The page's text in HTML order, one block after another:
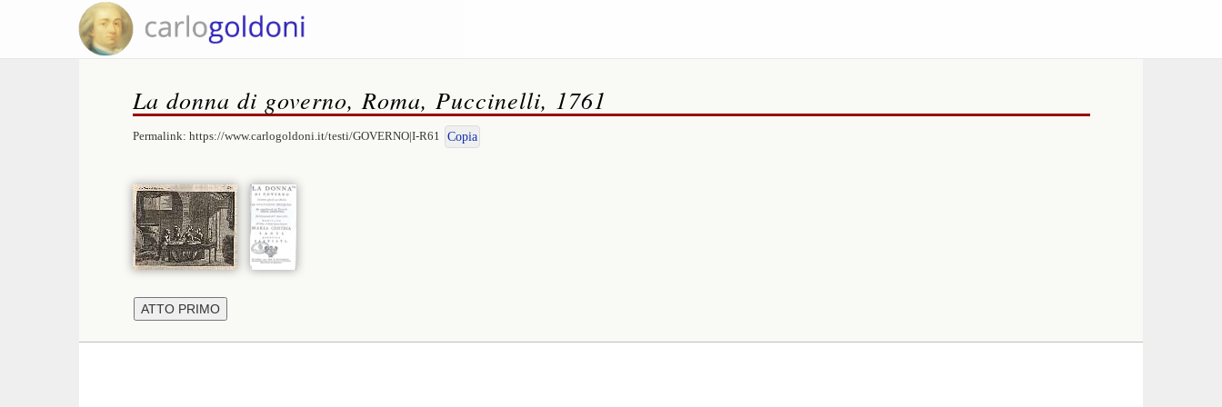
La donna di governo, Roma, Puccinelli, 1761
Permalink: https://www.carlogoldoni.it/testi/GOVERNO|I-R61 Copia